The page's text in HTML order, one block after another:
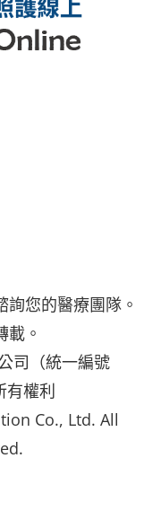
您的醫療團隊。
載。
司（統一編號
有權利
Co., Ltd. All